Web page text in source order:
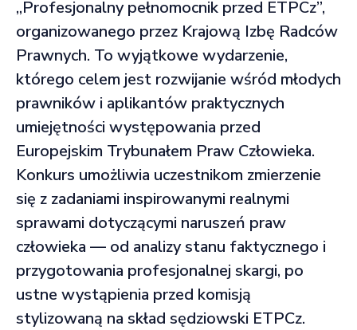
„Profesjonalny pełnomocnik przed ETPCz”,
organizowanego przez Krajową Izbę Radców
Prawnych. To wyjątkowe wydarzenie,
którego celem jest rozwijanie wśród młodych
prawników i aplikantów praktycznych
umiejętności występowania przed
Europejskim Trybunałem Praw Człowieka.
Konkurs umożliwia uczestnikom zmierzenie
się z zadaniami inspirowanymi realnymi
sprawami dotyczącymi naruszeń praw
człowieka — od analizy stanu faktycznego i
przygotowania profesjonalnej skargi, po
ustne wystąpienia przed komisją
stylizowaną na skład sędziowski ETPCz.